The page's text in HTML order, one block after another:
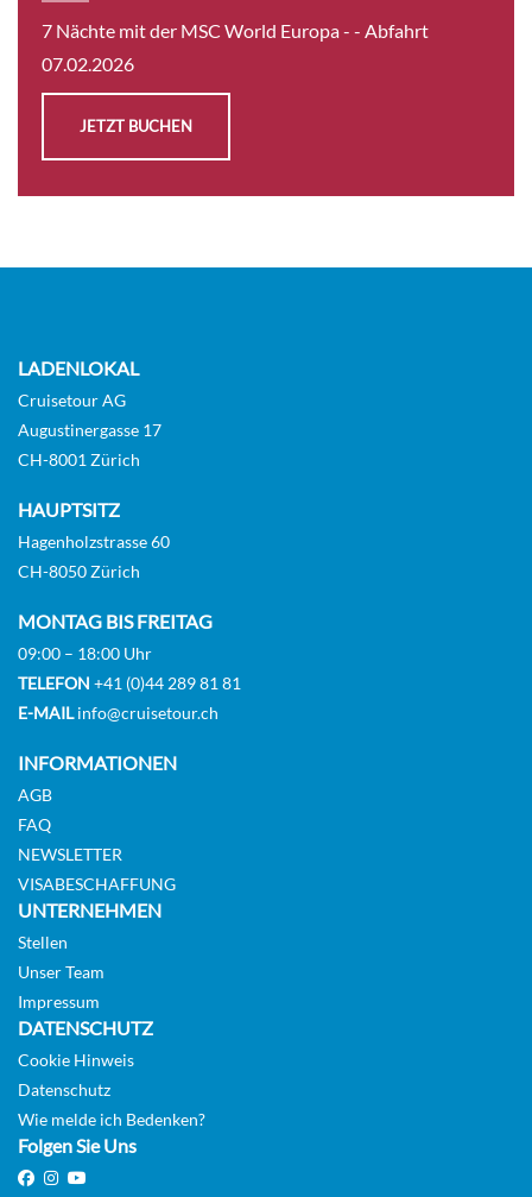
7 Nächte mit der MSC World Europa - - Abfahrt
07.02.2026
JETZT BUCHEN
LADENLOKAL
Cruisetour AG
Augustinergasse 17
CH-8001 Zürich
HAUPTSITZ
Hagenholzstrasse 60
CH-8050 Zürich
MONTAG BIS FREITAG
09:00 – 18:00 Uhr
TELEFON +41 (0)44 289 81 81
E-MAILinfo@cruisetour.ch
INFORMATIONEN
AGB
FAQ
NEWSLETTER
VISABESCHAFFUNG
UNTERNEHMEN
Stellen
Unser Team
Impressum
DATENSCHUTZ
Cookie Hinweis
Datenschutz
Wie melde ich Bedenken?
Folgen Sie Uns